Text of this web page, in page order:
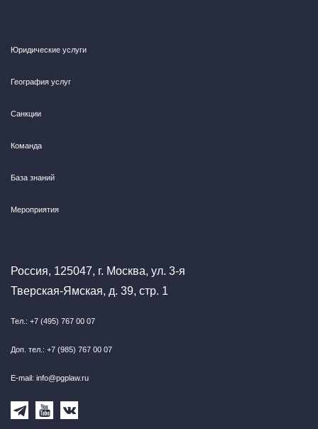
Юридические услуги
География услуг
Санкции
Команда
База знаний
Мероприятия
Россия, 125047, г. Москва, ул. 3-я
Тверская-Ямская, д. 39, стр. 1
Тел.: +7 (495) 767 00 07
Доп. тел.: +7 (985) 767 00 07
E-mail: info@pgplaw.ru